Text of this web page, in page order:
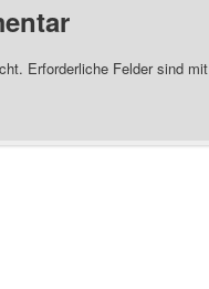
Erforderliche Felder sind mit